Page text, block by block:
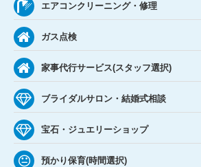
エアコンクリーニング・修理
ガス点検
家事代行サービス(スタッフ選択)
ブライダルサロン・結婚式相談
宝石・ジュエリーショップ
預かり保育(時間選択)